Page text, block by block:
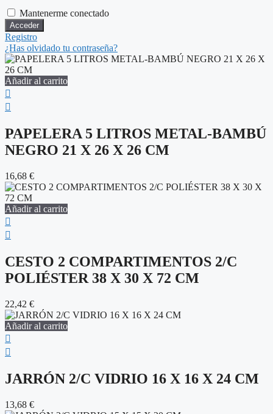
Mantenerme conectado
Registro
¿Has olvidado tu contraseña?
Añadir al carrito
PAPELERA 5 LITROS METAL-BAMBÚ
NEGRO 21 X 26 X 26 CM
16,68 €
Añadir al carrito
CESTO 2 COMPARTIMENTOS 2/C
POLIÉSTER 38 X 30 X 72 CM
22,42 €
Añadir al carrito
JARRÓN 2/C VIDRIO 16 X 16 X 24 CM
13,68 €